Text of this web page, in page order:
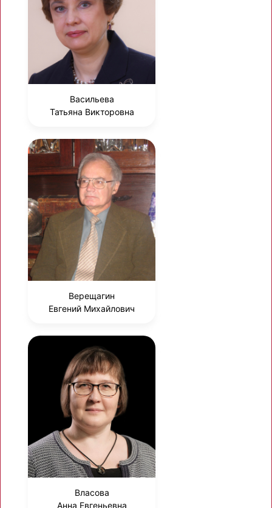
Васильева
Татьяна Викторовна
Верещагин
Евгений Михайлович
Власова
Анна Евгеньевна